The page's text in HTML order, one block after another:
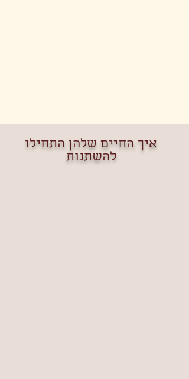
איך החיים שלהן התחילו
להשתנות